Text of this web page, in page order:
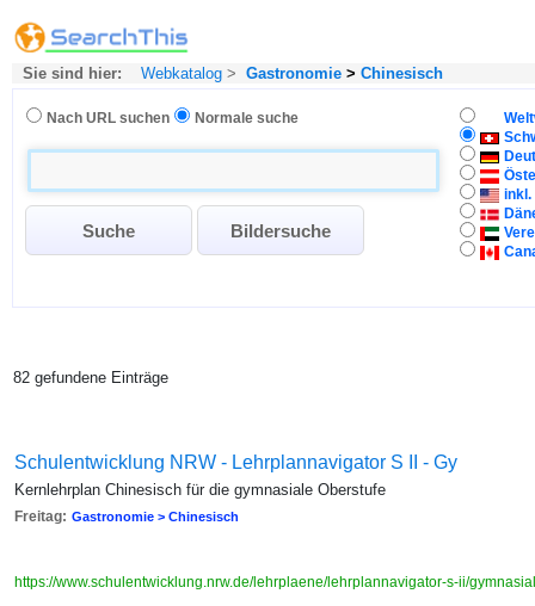
Sie sind hier: Webkatalog > Gastronomie > Chinesisch
Nach URL suchen Normale suche
inkl.
82 gefundene Einträge
Schulentwicklung NRW - Lehrplannavigator S II - Gy
Kernlehrplan Chinesisch für die gymnasiale Oberstufe
Freitag: Gastronomie > Chinesisch
https://www.schulentwicklung.nrw.de/lehrplaene/lehrplannavigator-s-ii/